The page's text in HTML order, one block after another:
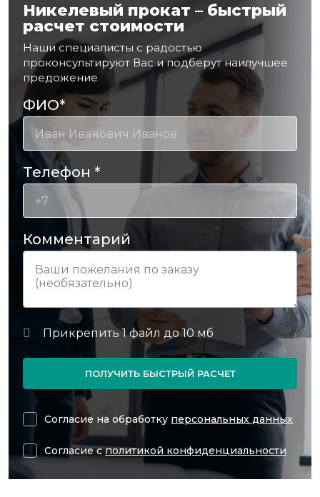
Никелевый прокат – быстрый
расчет стоимости
Наши специалисты с радостью
проконсультируют Вас и подберут наилучшее
предожение
ФИО*
Телефон *
Комментарий
ПОЛУЧИТЬ БЫСТРЫЙ РАСЧЕТ
Согласие на обработку персональных данных
Согласие сполитикой конфиденциальности